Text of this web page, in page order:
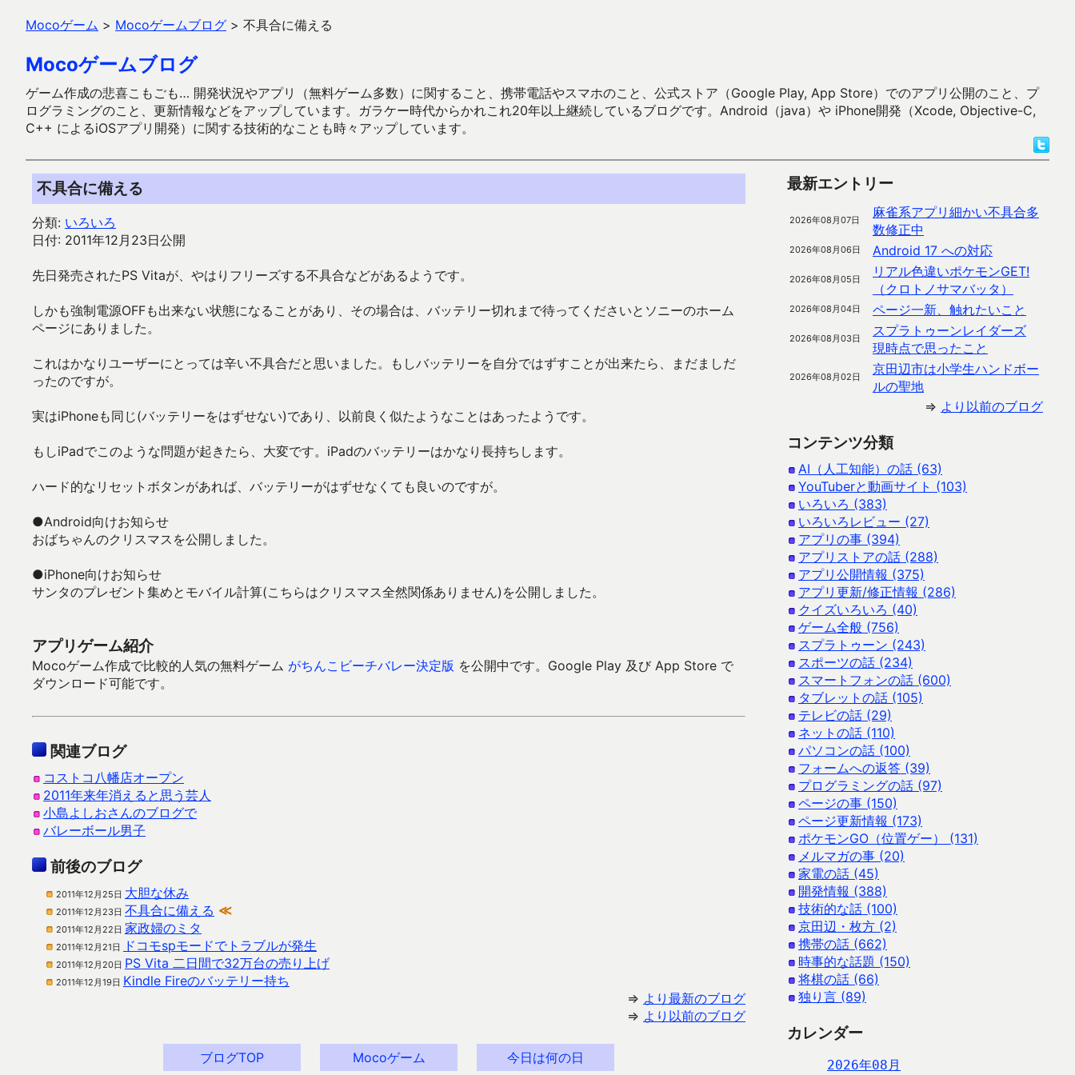
Mocoゲーム > Mocoゲームブログ > 不具合に備える
Mocoゲームブログ
ゲーム作成の悲喜こもごも… 開発状況やアプリ（無料ゲーム多数）に関すること、携帯電話やスマホのこと、公式ストア（Google Play, App Store）でのアプリ公開のこと、プ
ログラミングのこと、更新情報などをアップしています。ガラケー時代からかれこれ20年以上継続しているブログです。Android（java）や iPhone開発（Xcode, Objective-C,
C++ によるiOSアプリ開発）に関する技術的なことも時々アップしています。
不具合に備える
分類: いろいろ
日付: 2011年12月23日公開
先日発売されたPS Vitaが、やはりフリーズする不具合などがあるようです。
しかも強制電源OFFも出来ない状態になることがあり、その場合は、バッテリー切れまで待ってくださいとソニーのホーム
ページにありました。
これはかなりユーザーにとっては辛い不具合だと思いました。もしバッテリーを自分ではずすことが出来たら、まだましだ
ったのですが。
実はiPhoneも同じ(バッテリーをはずせない)であり、以前良く似たようなことはあったようです。
もしiPadでこのような問題が起きたら、大変です。iPadのバッテリーはかなり長持ちします。
ハード的なリセットボタンがあれば、バッテリーがはずせなくても良いのですが。
●Android向けお知らせ
おばちゃんのクリスマスを公開しました。
●iPhone向けお知らせ
サンタのプレゼント集めとモバイル計算(こちらはクリスマス全然関係ありません)を公開しました。
アプリゲーム紹介
Mocoゲーム作成で比較的人気の無料ゲーム がちんこビーチバレー決定版 を公開中です。Google Play 及び App Store で
ダウンロード可能です。
関連ブログ
コストコ八幡店オープン
2011年来年消えると思う芸人
小島よしおさんのブログで
バレーボール男子
前後のブログ
2011年12月25日 大胆な休み
2011年12月23日 不具合に備える ≪
2011年12月22日 家政婦のミタ
2011年12月21日 ドコモspモードでトラブルが発生
2011年12月20日 PS Vita 二日間で32万台の売り上げ
2011年12月19日 Kindle Fireのバッテリー持ち
⇒ より最新のブログ
⇒ より以前のブログ
ブログTOP Mocoゲーム 今日は何の日
最新エントリー
2026年08月07日
麻雀系アプリ細かい不具合多
数修正中
2026年08月06日 Android 17 への対応
2026年08月05日
リアル色違いポケモンGET!
（クロトノサマバッタ）
2026年08月04日 ページ一新、触れたいこと
2026年08月03日
スプラトゥーンレイダーズ
現時点で思ったこと
2026年08月02日
京田辺市は小学生ハンドボー
ルの聖地
⇒ より以前のブログ
コンテンツ分類
AI（人工知能）の話 (63)
YouTuberと動画サイト (103)
いろいろ (383)
いろいろレビュー (27)
アプリの事 (394)
アプリストアの話 (288)
アプリ公開情報 (375)
アプリ更新/修正情報 (286)
クイズいろいろ (40)
ゲーム全般 (756)
スプラトゥーン (243)
スポーツの話 (234)
スマートフォンの話 (600)
タブレットの話 (105)
テレビの話 (29)
ネットの話 (110)
パソコンの話 (100)
フォームへの返答 (39)
プログラミングの話 (97)
ページの事 (150)
ページ更新情報 (173)
ポケモンGO（位置ゲー） (131)
メルマガの事 (20)
家電の話 (45)
開発情報 (388)
技術的な話 (100)
京田辺・枚方 (2)
携帯の話 (662)
時事的な話題 (150)
将棋の話 (66)
独り言 (89)
カレンダー
2026年08月